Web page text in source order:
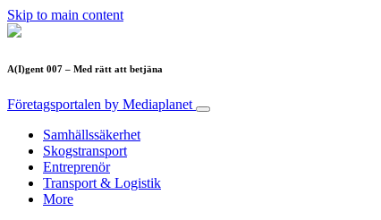
Skip to main content
A(I)gent 007 – Med rätt att betjäna
Företagsportalen by Mediaplanet
Samhällssäkerhet
Skogstransport
Entreprenör
Transport & Logistik
More